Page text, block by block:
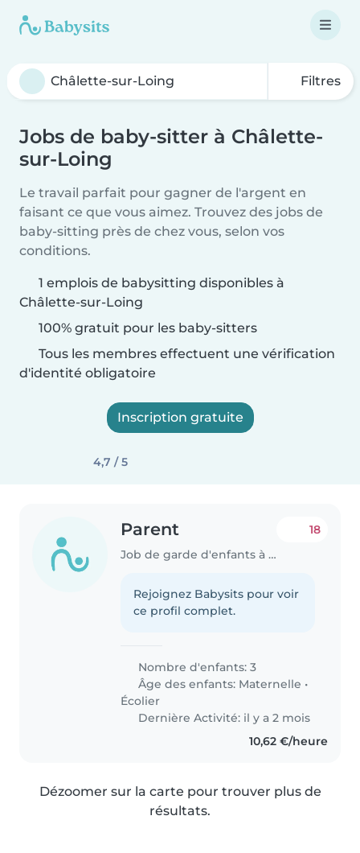
Filtres
Jobs de baby-sitter à Châlette-
sur-Loing
Le travail parfait pour gagner de l'argent en
faisant ce que vous aimez. Trouvez des jobs de
baby-sitting près de chez vous, selon vos
conditions.
1 emplois de babysitting disponibles à
Châlette-sur-Loing
100% gratuit pour les baby-sitters
Tous les membres effectuent une vérification
d'identité obligatoire
Inscription gratuite
4,7 / 5
Parent
Job de garde d'enfants à Châlette-sur-Loing
18
Rejoignez Babysits pour voir
ce profil complet.
Nombre d'enfants: 3
Âge des enfants: Maternelle •
Écolier
Dernière Activité: il y a 2 mois
10,62 €/heure
Dézoomer sur la carte pour trouver plus de
résultats.